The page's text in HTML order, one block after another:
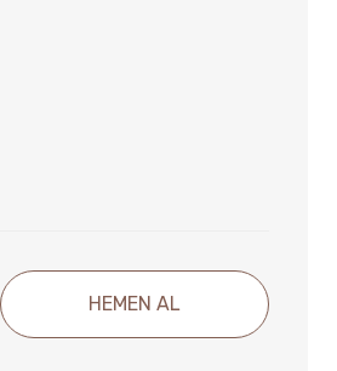
HEMEN AL